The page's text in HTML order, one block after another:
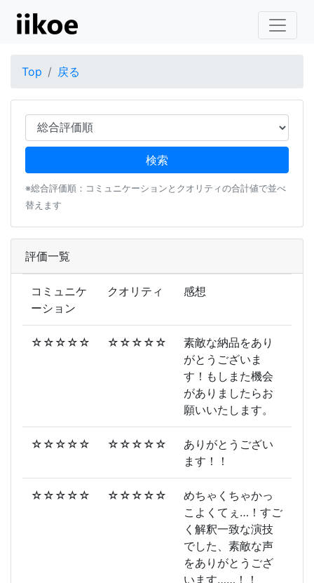
Top 戻る
※総合評価順：コミュニケーションとクオリティの合計値で並べ
替えます
評価一覧
コミュニケ
ーション
クオリティ 感想
☆☆☆☆☆ ☆☆☆☆☆
素敵な納品をあり
がとうございま
す！もしまた機会
がありましたらお
願いいたします。
☆☆☆☆☆ ☆☆☆☆☆
ありがとうござい
ます！！
☆☆☆☆☆ ☆☆☆☆☆
めちゃくちゃかっ
こよくてぇ…！すご
く解釈一致な演技
でした、素敵な声
をありがとうござ
います……！！